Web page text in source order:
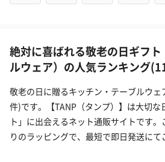
絶対に喜ばれる敬老の日ギフ
ルウェア）の人気ランキング
敬老の日に贈るキッチン・テーブルウ
件)です。【TANP（タンプ）】は大切な
ト」に出会えるネット通販サイトです
りのラッピングで、最短で即日発送にて